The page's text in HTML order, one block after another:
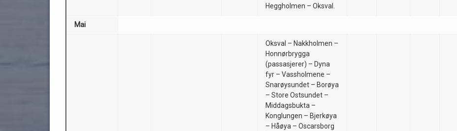
Heggholmen – Oksval.
Mai
Oksval – Nakkholmen –
Honnørbrygga
(passasjerer) – Dyna
fyr – Vassholmene –
Snarøysundet – Borøya
– Store Ostsundet –
Middagsbukta –
Konglungen – Bjerkøya
– Håøya – Oscarsborg